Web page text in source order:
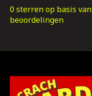
0 sterren op basis van
beoordelingen